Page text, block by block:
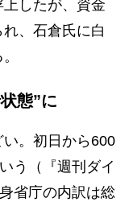
したが、資金
、石倉氏に白
態”に
。初日から600
う（『週刊ダイ
省庁の内訳は総